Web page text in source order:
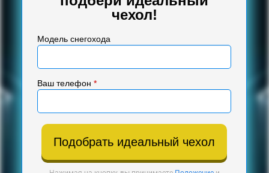
чехол!
Модель снегохода
Ваш телефон *
Подобрать идеальный чехол